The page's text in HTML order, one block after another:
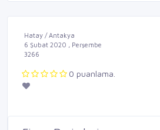
Hatay / Antakya
6 Şubat 2020 , Perşembe
3266
0 puanlama.